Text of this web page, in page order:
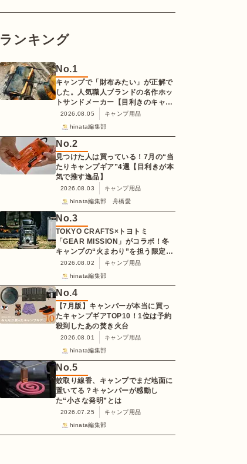
ランキング
No.1
キャンプで「財布みたい」が正解で
した。人気職人ブランドの名作ホッ
トサンドメーカー【目利きのキャン
プギア】
2026.08.05
キャンプ用品
hinata編集部
No.2
見つけた人は買っている！7月の“当
たりキャンプギア”4選【目利きが本
気で推す逸品】
2026.08.03
キャンプ用品
hinata編集部 舟橋愛
No.3
TOKYO CRAFTS×トヨトミ
「GEAR MISSION」がコラボ！冬
キャンプの“火まわり”を担う限定
K3クッキングストーブが登場
2026.08.02
キャンプ用品
hinata編集部
No.4
【7月版】キャンパーが本当に買っ
たキャンプギアTOP10！1位は予約
殺到したあの焚き火台
2026.08.01
キャンプ用品
hinata編集部
No.5
蚊取り線香、キャンプでまだ地面に
置いてる？キャンパーが感動し
た“小さな発明”とは
2026.07.25
キャンプ用品
hinata編集部